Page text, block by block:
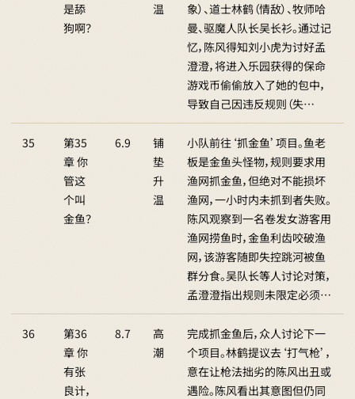
是舔
狗啊？
温
象）、道士林鹤（情敌）、牧师哈
曼、驱魔人队长吴长衫。通过记
忆，陈风得知刘小虎为讨好孟
澄澄，将进入乐园获得的保命
游戏币偷偷放入了她的包中，
导致自己因违反规则（失…
35
第35
章 你
管这
个叫
金鱼？
6.9
铺
垫
升
温
小队前往‘抓金鱼’项目。鱼老
板是金鱼头怪物，规则要求用
渔网抓金鱼，但绝对不能损坏
渔网，一小时内未抓到者失败。
陈风观察到一名卷发女游客用
渔网捞鱼时，金鱼利齿咬破渔
网，该游客随即失控跳河被鱼
群分食。吴队长等人讨论对策，
孟澄澄指出规则未限定必须…
36
第36
章 你
有张
良计，
8.7
高
潮
完成抓金鱼后，众人讨论下一
个项目。林鹤提议去‘打气枪’，
意在让枪法拙劣的陈风出丑或
遇险。陈风看出其意图但仍同